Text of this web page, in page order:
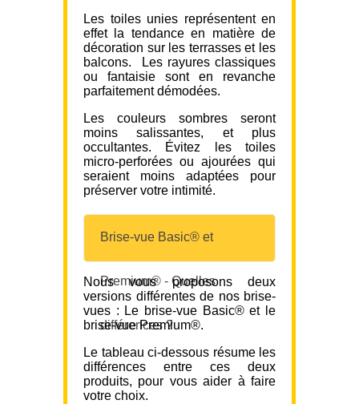
Les toiles unies représentent en
effet la tendance en matière de
décoration sur les terrasses et les
balcons. Les rayures classiques
ou fantaisie sont en revanche
parfaitement démodées.
Les couleurs sombres seront
moins salissantes, et plus
occultantes. Évitez les toiles
micro-perforées ou ajourées qui
seraient moins adaptées pour
préserver votre intimité.
Brise-vue Basic® et
Premium® - Quelles
différences ?
Nous vous proposons deux
versions différentes de nos brise-
vues : Le brise-vue Basic® et le
brise-vue Premium®.
Le tableau ci-dessous résume les
différences entre ces deux
produits, pour vous aider à faire
votre choix.